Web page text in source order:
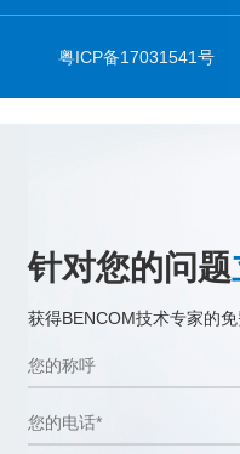
粤ICP备17031541号
针对您的问题
获得BENCOM技术专家的